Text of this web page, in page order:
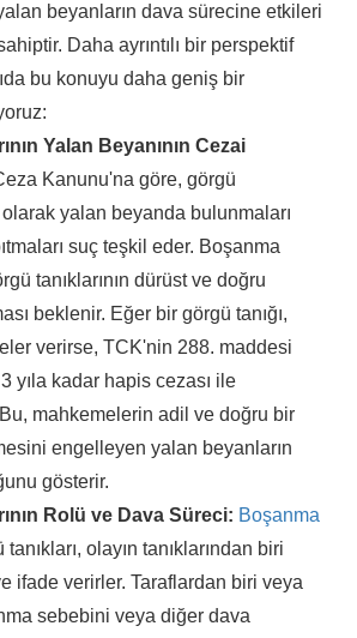
beyanların dava sürecine etkileri
Daha ayrıntılı bir perspektif
bu konuyu daha geniş bir
Yalan Beyanının Cezai
Kanunu'na göre, görgü
olarak yalan beyanda bulunmaları
suç teşkil eder. Boşanma
tanıklarının dürüst ve doğru
beklenir. Eğer bir görgü tanığı,
verirse, TCK'nin 288. maddesi
yıla kadar hapis cezası ile
mahkemelerin adil ve doğru bir
engelleyen yalan beyanların
gösterir.
Rolü ve Dava Süreci: Boşanma
tanıkları, olayın tanıklarından biri
ifade verirler. Taraflardan biri veya
sebebini veya diğer dava